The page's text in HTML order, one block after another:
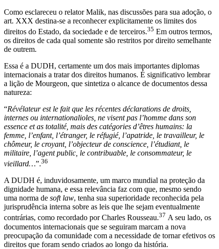
Como esclareceu o relator Malik, nas discussões para sua adoção, o
art. XXX destina-se a reconhecer explicitamente os limites dos
direitos do Estado, da sociedade e de terceiros.35 Em outros termos,
os direitos de cada qual somente são restritos por direito semelhante
de outrem.
Essa é a DUDH, certamente um dos mais importantes diplomas
internacionais a tratar dos direitos humanos. É significativo lembrar
a lição de Mourgeon, que sintetiza o alcance de documentos dessa
natureza:
“Révélateur est le fait que les récentes déclarations de droits,
internes ou internationalioles, ne visent pas l’homme dans son
essence et as totalité, mais des catégories d’êtres humains: la
femme, l’enfant, l’étranger, le réfugié, l’apatride, le travailleur, le
chômeur, le croyant, l’objecteur de conscience, l’étudiant, le
militaire, l’agent public, le contribuable, le consommateur, le
vieillard…”.36
A DUDH é, induvidosamente, um marco mundial na proteção da
dignidade humana, e essa relevância faz com que, mesmo sendo
uma norma de soft law, tenha sua superioridade reconhecida pela
jurisprudência interna sobre as leis que lhe sejam eventualmente
contrárias, como recordado por Charles Rousseau.37 A seu lado, os
documentos internacionais que se seguiram marcam a nova
preocupação da comunidade com a necessidade de tornar efetivos os
direitos que foram sendo criados ao longo da história.